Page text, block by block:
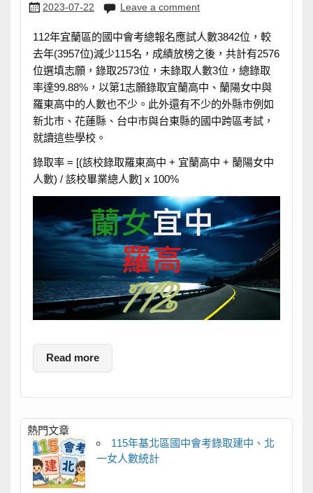
2023-07-22 Leave a comment
112年宜蘭區的國中會考總報名應試人數3842位，較
去年(3957位)減少115名，成績放榜之後，共計有2576
位選填志願，錄取2573位，未錄取人數3位，總錄取
率達99.88%，以第1志願錄取宜蘭高中、蘭陽女中與
羅東高中的人數也不少。此外還有不少的外縣市例如
新北市、花蓮縣、台中市與台東縣的國中跨區考試，
就讀這些學校。
錄取率 = [(該校錄取羅東高中 + 宜蘭高中 + 蘭陽女中
人數) / 該校畢業總人數] x 100%
Read more
熱門文章
115年基北區國中會考錄取建中、北
一女人數統計